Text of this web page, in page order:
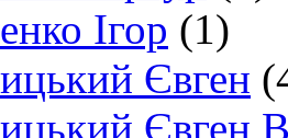
Ігор (1)
Євген
Євген